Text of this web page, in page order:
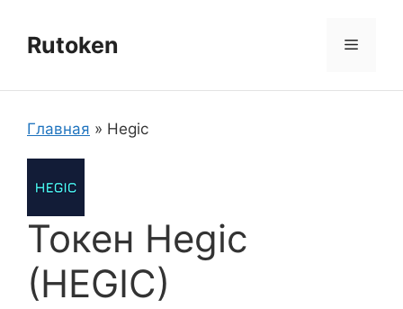
содержимому
Rutoken Меню
Главная » Hegic
Токен Hegic
(HEGIC)